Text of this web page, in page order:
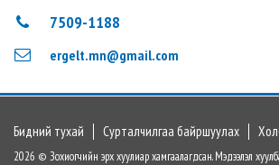
7509-1188
ergelt.mn@gmail.com
Бидний тухай Сурталчилгаа байршуулах
2026 © Зохиогчийн эрх хуулиар хамгаалагдсан. Мэдээлэл